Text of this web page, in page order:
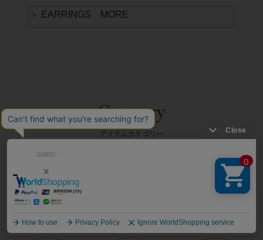
＞ EARRINGS MORE
Category
アイテムカテゴリー